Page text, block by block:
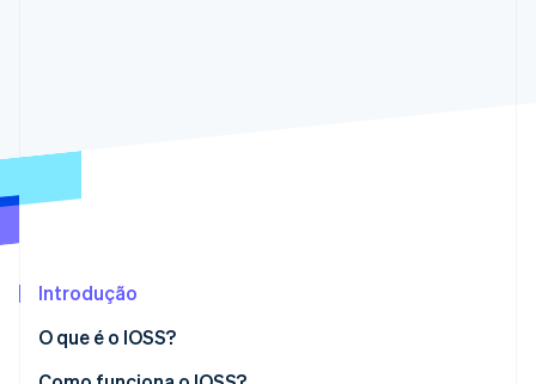
Radar
Atlas
Remoção de carbono
Verificação de identidade
Introdução
O que é o IOSS?